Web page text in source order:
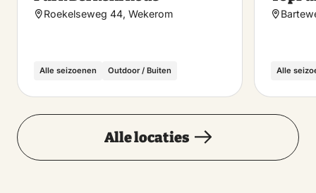
Roekelseweg 44, Wekerom
Alle seizoenen Outdoor / Buiten Alle
Alle locaties